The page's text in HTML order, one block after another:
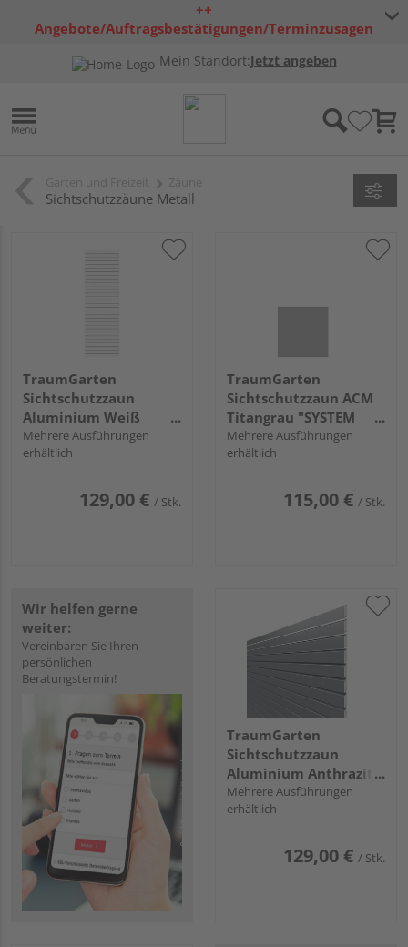
++
Angebote/Auftragsbestätigungen/Terminzusagen
Mein Standort:Jetzt angeben
Sichtschutzzäune Metall
TraumGarten
Sichtschutzzaun
Aluminium Weiß
"SYSTEM RHOMBUS"
Mehrere Ausführungen
erhältlich
129,00 € / Stk.
TraumGarten
Sichtschutzzaun ACM
Titangrau "SYSTEM
BOARD"
Mehrere Ausführungen
erhältlich
115,00 € / Stk.
Wir helfen gerne
weiter:
Vereinbaren Sie Ihren
persönlichen
Beratungstermin!
TraumGarten
Sichtschutzzaun
Aluminium Anthrazit
"SYSTEM RHOMBUS"
Mehrere Ausführungen
erhältlich
129,00 € / Stk.